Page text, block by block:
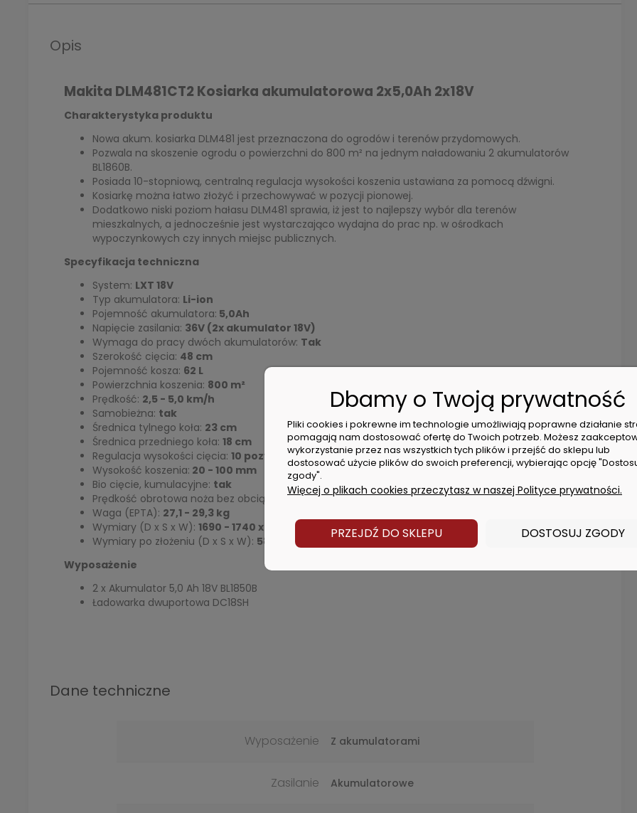
Opis
Makita DLM481CT2 Kosiarka akumulatorowa 2x5,0Ah 2x18V
Charakterystyka produktu
Nowa akum. kosiarka DLM481 jest przeznaczona do ogrodów i terenów przydomowych.
Pozwala na skoszenie ogrodu o powierzchni do 800 m² na jednym naładowaniu 2 akumulatorów
BL1860B.
Posiada 10-stopniową, centralną regulacja wysokości koszenia ustawiana za pomocą dźwigni.
Kosiarkę można łatwo złożyć i przechowywać w pozycji pionowej.
Dodatkowo niski poziom hałasu DLM481 sprawia, iż jest to najlepszy wybór dla terenów
mieszkalnych, a jednocześnie jest wystarczająco wydajna do prac np. w ośrodkach
wypoczynkowych czy innych miejsc publicznych.
Specyfikacja techniczna
System: LXT 18V
Typ akumulatora: Li-ion
Pojemność akumulatora: 5,0Ah
Napięcie zasilania: 36V (2x akumulator 18V)
Wymaga do pracy dwóch akumulatorów: Tak
Szerokość cięcia: 48 cm
Pojemność kosza: 62 L
Powierzchnia koszenia: 800 m²
Prędkość: 2,5 - 5,0 km/h
Samobieżna: tak
Średnica tylnego koła: 23 cm
Średnica przedniego koła: 18 cm
Regulacja wysokości cięcia: 10 pozycji
Wysokość koszenia: 20 - 100 mm
Bio cięcie, kumulacyjne: tak
Prędkość obrotowa noża bez obciążenia:3100 min⁻¹
Waga (EPTA): 27,1 - 29,3 kg
Wymiary (D x S x W): 1690 - 1740 x 530 x 930 - 1060 mm
Wymiary po złożeniu (D x S x W): 580 x 530 x 870 mm
Wyposażenie
2 x Akumulator 5,0 Ah 18V BL1850B
Ładowarka dwuportowa DC18SH
Dane techniczne
Wyposażenie Z akumulatorami
Zasilanie Akumulatorowe
Dbamy o Twoją prywatność
Pliki cookies i pokrewne im technologie umożliwiają poprawne działanie
pomagają nam dostosować ofertę do Twoich potrzeb. Możesz
wykorzystanie przez nas wszystkich tych plików i przejść do sklepu lub
dostosować użycie plików do swoich preferencji, wybierając opcję
zgody".
Więcej o plikach cookies przeczytasz w naszej Polityce prywatności.
PRZEJDŹ DO SKLEPU DOSTOSUJ ZGODY